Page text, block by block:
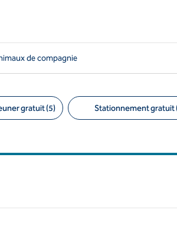
de compagnie
gratuit (5) Stationnement gratuit